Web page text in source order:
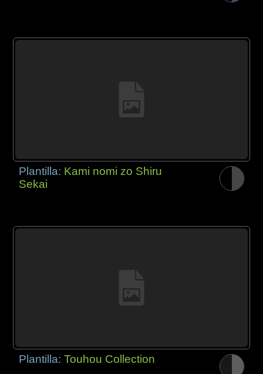
Plantilla: Kami nomi zo Shiru
Sekai
Plantilla:Touhou Collection